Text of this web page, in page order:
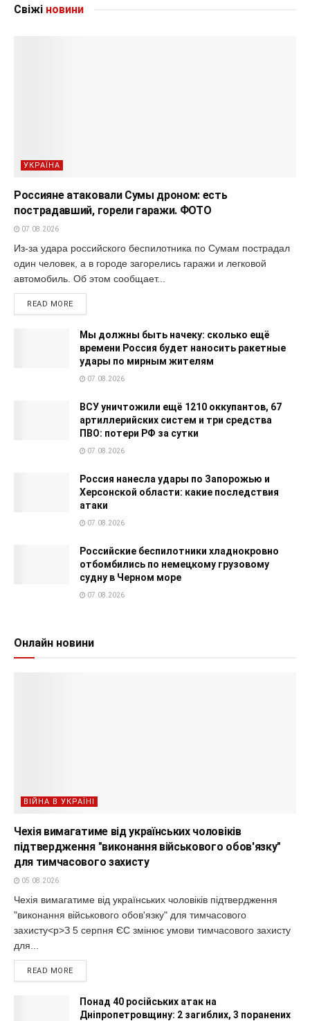
Свіжі новини
УКРАЇНА
Россияне атаковали Сумы дроном: есть
пострадавший, горели гаражи. ФОТО
07.08.2026
Из-за удара российского беспилотника по Сумам пострадал
один человек, а в городе загорелись гаражи и легковой
автомобиль. Об этом сообщает...
READ MORE
Мы должны быть начеку: сколько ещё
времени Россия будет наносить ракетные
удары по мирным жителям
07.08.2026
ВСУ уничтожили ещё 1210 оккупантов, 67
артиллерийских систем и три средства
ПВО: потери РФ за сутки
07.08.2026
Россия нанесла удары по Запорожью и
Херсонской области: какие последствия
атаки
07.08.2026
Российские беспилотники хладнокровно
отбомбились по немецкому грузовому
судну в Черном море
07.08.2026
Онлайн новини
ВІЙНА В УКРАЇНІ
Чехія вимагатиме від українських чоловіків
підтвердження "виконання військового обов'язку"
для тимчасового захисту
05.08.2026
Чехія вимагатиме від українських чоловіків підтвердження
"виконання військового обов'язку" для тимчасового
захисту<p>З 5 серпня ЄС змінює умови тимчасового захисту
для...
READ MORE
Понад 40 російських атак на
Дніпропетровщину: 2 загиблих, 3 поранених